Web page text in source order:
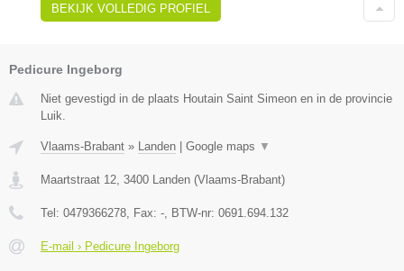
BEKIJK VOLLEDIG PROFIEL
Pedicure Ingeborg
Niet gevestigd in de plaats Houtain Saint Simeon en in de provincie
Luik.
Vlaams-Brabant » Landen Google maps ▼
Maartstraat 12 3400 Landen (Vlaams-Brabant)
Tel: 0479366278 , Fax: - , BTW-nr: 0691.694.132
E-mail › Pedicure Ingeborg